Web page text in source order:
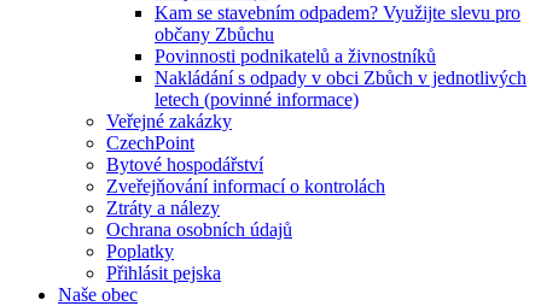
Kam se stavebním odpadem? Využijte slevu pro
občany Zbůchu
Povinnosti podnikatelů a živnostníků
Nakládání s odpady v obci Zbůch v jednotlivých
letech (povinné informace)
Veřejné zakázky
CzechPoint
Bytové hospodářství
Zveřejňování informací o kontrolách
Ztráty a nálezy
Ochrana osobních údajů
Poplatky
Přihlásit pejska
Naše obec